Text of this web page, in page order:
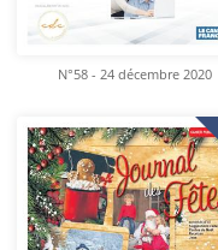
N°58 - 24 décembre 2020